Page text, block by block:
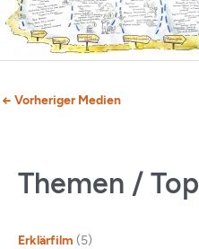
← Vorheriger Medien
Themen /
Erklärfilm (5)